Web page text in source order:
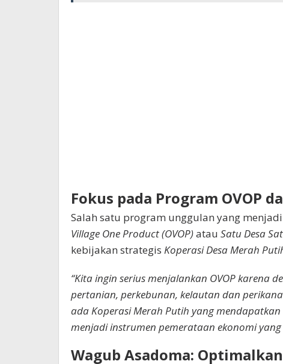
Fokus pada Program OVOP
Salah satu program unggulan yang
Village One Product (OVOP)atau Satu Desa
kebijakan strategis Koperasi Desa Merah
“Kita ingin serius menjalankan OVOP karena
pertanian, perkebunan, kelautan dan
ada Koperasi Merah Putih yang
menjadi instrumen pemerataan ekonomi
Wagub Asadoma: